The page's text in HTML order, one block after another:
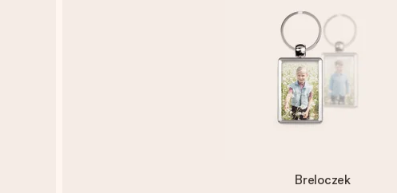
Breloczek